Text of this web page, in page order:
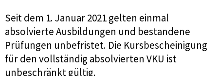
Seit dem 1. Januar 2021 gelten einmal
absolvierte Ausbildungen und bestandene
Prüfungen unbefristet. Die Kursbescheinigung
für den vollständig absolvierten VKU ist
unbeschränkt gültig.